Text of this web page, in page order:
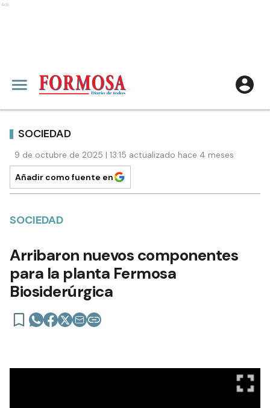
Ads
SOCIEDAD
9 de octubre de 2025 | 13:15 actualizado hace 4 meses
Añadir como fuente en
SOCIEDAD
Arribaron nuevos componentes
para la planta Fermosa
Biosiderúrgica